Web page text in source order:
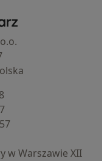
- Strona główna
w Warszawie XII